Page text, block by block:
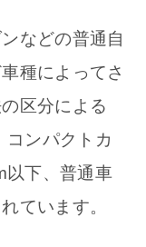
などの普通自
種によってさ
区分による
コンパクトカ
以下、普通車
ています。